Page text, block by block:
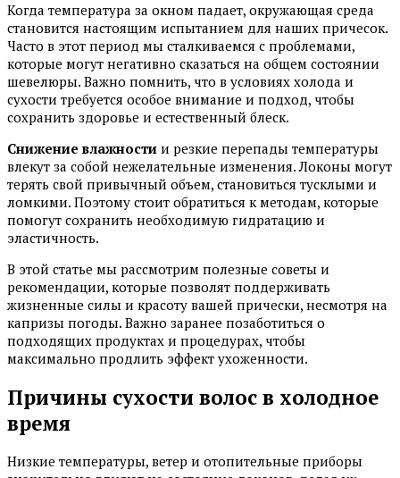
Когда температура за окном падает, окружающая среда
становится настоящим испытанием для наших причесок.
Часто в этот период мы сталкиваемся с проблемами,
которые могут негативно сказаться на общем состоянии
шевелюры. Важно помнить, что в условиях холода и
сухости требуется особое внимание и подход, чтобы
сохранить здоровье и естественный блеск.
Снижение влажности и резкие перепады температуры
влекут за собой нежелательные изменения. Локоны могут
терять свой привычный объем, становиться тусклыми и
ломкими. Поэтому стоит обратиться к методам, которые
помогут сохранить необходимую гидратацию и
эластичность.
В этой статье мы рассмотрим полезные советы и
рекомендации, которые позволят поддерживать
жизненные силы и красоту вашей прически, несмотря на
капризы погоды. Важно заранее позаботиться о
подходящих продуктах и процедурах, чтобы
максимально продлить эффект ухоженности.
Причины сухости волос в холодное
время
Низкие температуры, ветер и отопительные приборы